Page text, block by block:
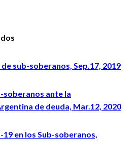
sub-soberanos, Sep.17, 2019
soberanos ante la
de deuda, Mar.12, 2020
en los Sub-soberanos,